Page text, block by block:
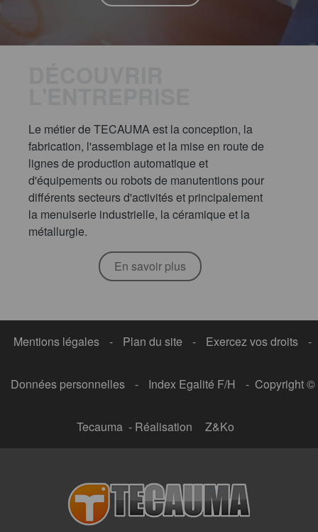
Le métier de TECAUMA est la conception, la
fabrication, l'assemblage et la mise en route de
lignes de production automatique et
d'équipements ou robots de manutentions pour
différents secteurs d'activités et principalement
la menuiserie industrielle, la céramique et la
métallurgie.
En savoir plus
Mentions légales - Plan du site - Exercez vos droits -
Données personnelles - Index Egalité F/H - Copyright ©
Tecauma - Réalisation Z&Ko